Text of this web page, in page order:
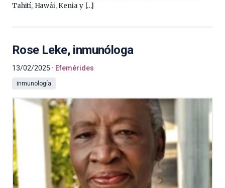
Tahití, Hawái, Kenia y […]
Rose Leke, inmunóloga
13/02/2025 Efemérides
inmunología